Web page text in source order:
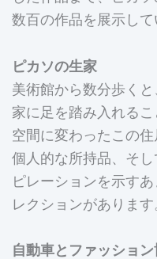
数百の作品を展示して
ピカソの生家
美術館から数分歩く
家に足を踏み入れる
空間に変わったこの住
個人的な所持品、そ
ピレーションを示す
レクションがあります
自動車とファッショ